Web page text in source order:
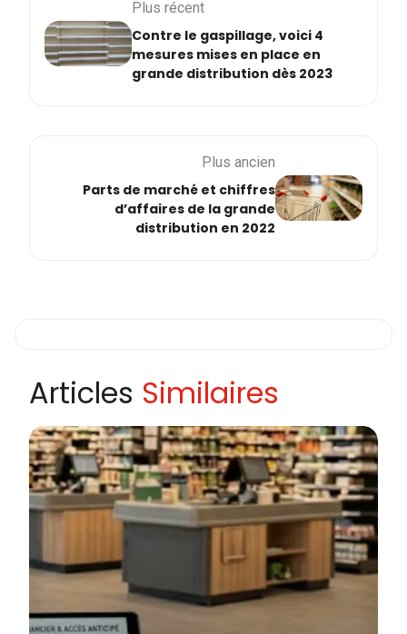
Plus récent
Contre le gaspillage, voici 4
mesures mises en place en
grande distribution dès 2023
Plus ancien
Parts de marché et chiffres
d’affaires de la grande
distribution en 2022
Articles Similaires